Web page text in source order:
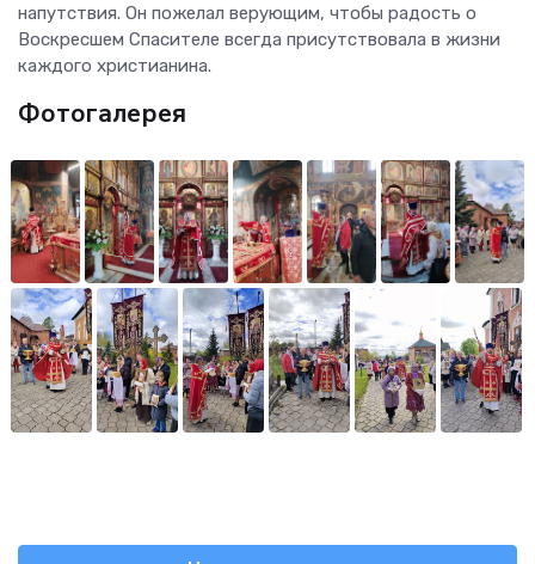
напутствия. Он пожелал верующим, чтобы радость о
Воскресшем Спасителе всегда присутствовала в жизни
каждого христианина.
Фотогалерея